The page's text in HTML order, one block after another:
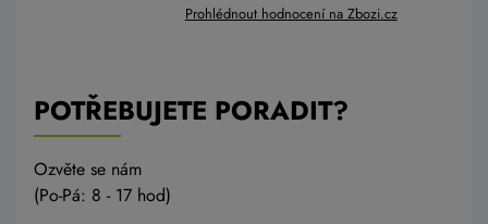
Prohlédnout hodnocení na Zbozi.cz
POTŘEBUJETE PORADIT?
Ozvěte se nám
(Po-Pá: 8 - 17 hod)